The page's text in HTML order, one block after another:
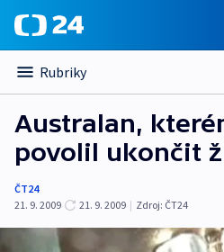
Rubriky
Australan,
povolil ukončit
ČT24
21. 9. 2009
21. 9. 2009 | Zdroj: ČT24